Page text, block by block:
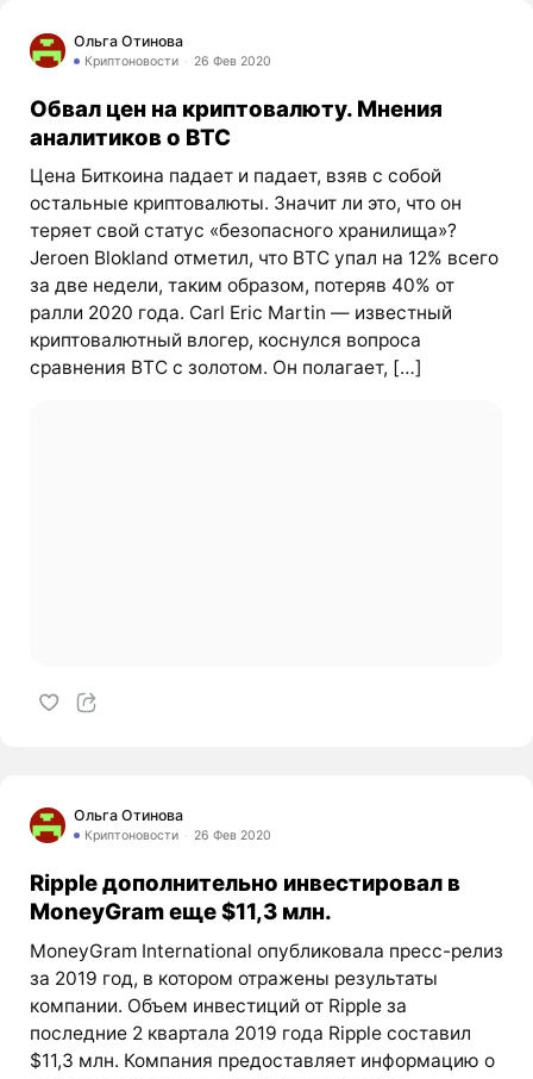
Ольга Отинова
Криптоновости 26 Фев 2020
Обвал цен на криптовалюту. Мнения
аналитиков о BTC
Цена Биткоина падает и падает, взяв с собой
остальные криптовалюты. Значит ли это, что он
теряет свой статус «безопасного хранилища»?
Jeroen Blokland отметил, что BTC упал на 12% всего
за две недели, таким образом, потеряв 40% от
ралли 2020 года. Carl Eric Martin — известный
криптовалютный влогер, коснулся вопроса
сравнения BTC с золотом. Он полагает, […]
Ольга Отинова
Криптоновости 26 Фев 2020
Ripple дополнительно инвестировал в
MoneyGram еще $11,3 млн.
MoneyGram International опубликовала пресс-релиз
за 2019 год, в котором отражены результаты
компании. Объем инвестиций от Ripple за
последние 2 квартала 2019 года Ripple составил
$11,3 млн. Компания предоставляет информацию о